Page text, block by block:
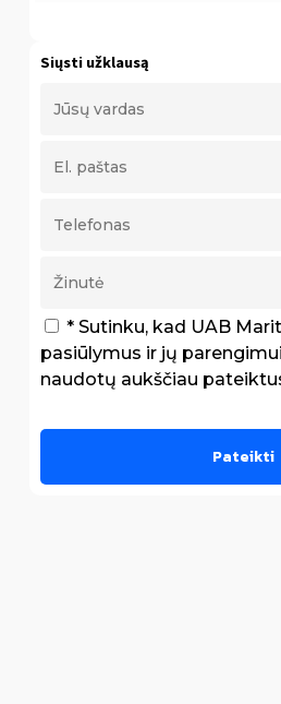
Siųsti užklausą
* Sutinku, kad UAB
pasiūlymus ir jų
naudotų aukščiau